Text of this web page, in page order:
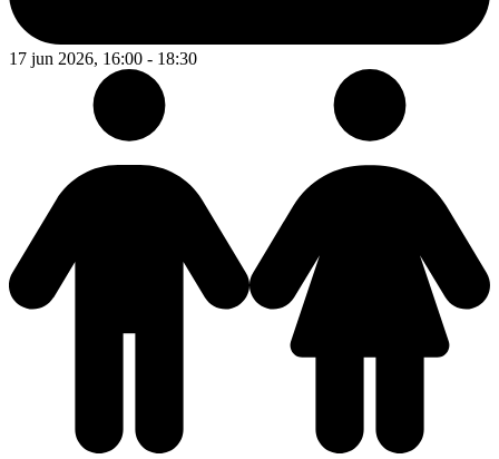
17 jun 2026, 16:00 - 18:30